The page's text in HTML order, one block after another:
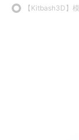
【Kitbash3D】